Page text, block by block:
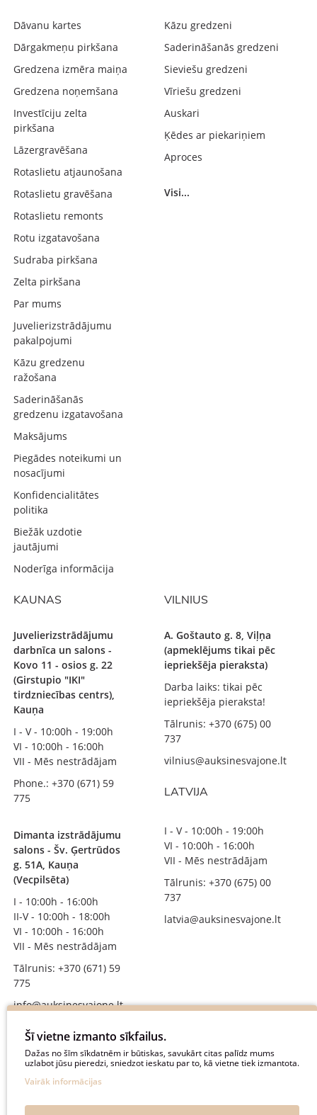
Dāvanu kartes
Dārgakmeņu pirkšana
Gredzena izmēra maiņa
Gredzena noņemšana
Investīciju zelta
pirkšana
Lāzergravēšana
Rotaslietu atjaunošana
Rotaslietu gravēšana
Rotaslietu remonts
Rotu izgatavošana
Sudraba pirkšana
Zelta pirkšana
Par mums
Juvelierizstrādājumu
pakalpojumi
Kāzu gredzenu
ražošana
Saderināšanās
gredzenu izgatavošana
Maksājums
Piegādes noteikumi un
nosacījumi
Konfidencialitātes
politika
Biežāk uzdotie
jautājumi
Noderīga informācija
Kāzu gredzeni
Saderināšanās gredzeni
Sieviešu gredzeni
Vīriešu gredzeni
Auskari
Ķēdes ar piekariņiem
Aproces
Visi...
KAUNAS
Juvelierizstrādājumu
darbnīca un salons -
Kovo 11 - osios g. 22
(Girstupio "IKI"
tirdzniecības centrs),
Kauņa
I - V - 10:00h - 19:00h
VI - 10:00h - 16:00h
VII - Mēs nestrādājam
Phone.: +370 (671) 59
775
Dimanta izstrādājumu
salons - Šv. Ģertrūdos
g. 51A, Kauņa
(Vecpilsēta)
I - 10:00h - 16:00h
II-V - 10:00h - 18:00h
VI - 10:00h - 16:00h
VII - Mēs nestrādājam
Tālrunis: +370 (671) 59
775
info@auksinesvajone.lt
SEKOJIET MUMS
auksinesvajone
VILNIUS
A. Goštauto g. 8, Viļņa
(apmeklējums tikai pēc
iepriekšēja pieraksta)
Darba laiks: tikai pēc
iepriekšēja pieraksta!
Tālrunis: +370 (675) 00
737
vilnius@auksinesvajone.lt
LATVIJA
I - V - 10:00h - 19:00h
VI - 10:00h - 16:00h
VII - Mēs nestrādājam
Tālrunis: +370 (675) 00
737
latvia@auksinesvajone.lt
Šī vietne izmanto sīkfailus.
Dažas no šīm sīkdatnēm ir būtiskas, savukārt citas palīdz mums
uzlabot jūsu pieredzi, sniedzot ieskatu par to, kā vietne tiek izmantota.
Vairāk informācijas